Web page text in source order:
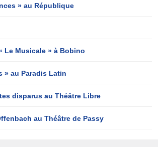
» au République
Le Musicale » à Bobino
» au Paradis Latin
disparus au Théâtre Libre
au Théâtre de Passy